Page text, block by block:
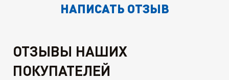
НАПИСАТЬ ОТЗЫВ
ОТЗЫВЫ НАШИХ
ПОКУПАТЕЛЕЙ